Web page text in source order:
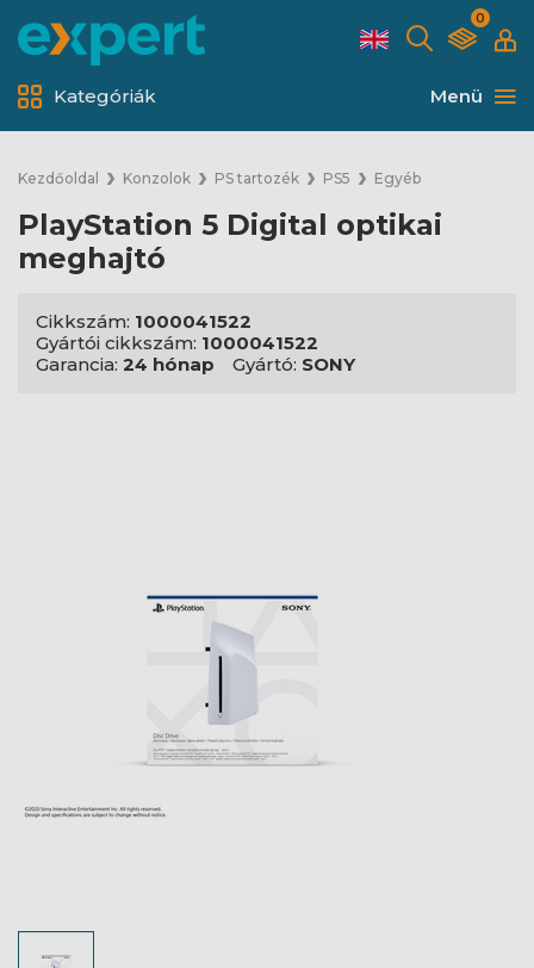
0
Menü
Kategóriák
Kezdőoldal Konzolok PS tartozék PS5 Egyéb
PlayStation 5 Digital optikai
meghajtó
Cikkszám: 1000041522
Gyártói cikkszám: 1000041522
Garancia: 24 hónap Gyártó: SONY